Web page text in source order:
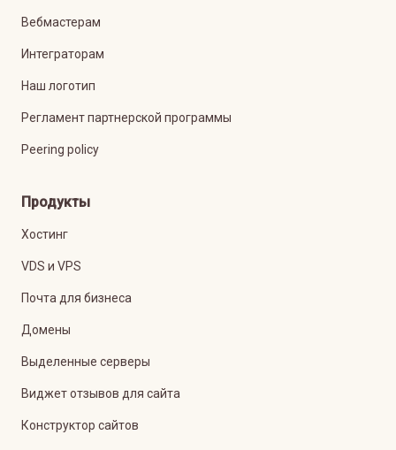
Вебмастерам
Интеграторам
Наш логотип
Регламент партнерской программы
Peering policy
Продукты
Хостинг
VDS и VPS
Почта для бизнеса
Домены
Выделенные серверы
Виджет отзывов для сайта
Конструктор сайтов